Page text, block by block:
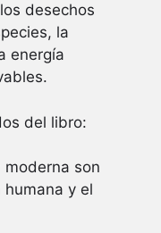
desechos
la
energía
del libro:
son
y el